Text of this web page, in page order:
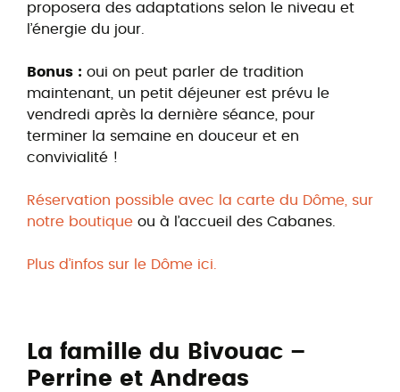
proposera des adaptations selon le niveau et
l’énergie du jour.
Bonus : oui on peut parler de tradition
maintenant, un petit déjeuner est prévu le
vendredi après la dernière séance, pour
terminer la semaine en douceur et en
convivialité !
Réservation possible avec la carte du Dôme, sur
notre boutique ou à l’accueil des Cabanes.
Plus d’infos sur le Dôme ici.
La famille du Bivouac –
Perrine et Andreas